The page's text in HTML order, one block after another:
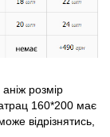
розмір
160*200 має
відрізнятись,